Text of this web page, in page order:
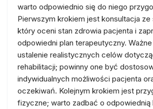
warto odpowiednio się do niego
Pierwszym krokiem jest konsultacja ze
który oceni stan zdrowia pacjenta i
odpowiedni plan terapeutyczny.
ustalenie realistycznych celów
rehabilitacji; powinny one być
indywidualnych możliwości pacjenta
oczekiwań. Kolejnym krokiem jest
fizyczne; warto zadbać o